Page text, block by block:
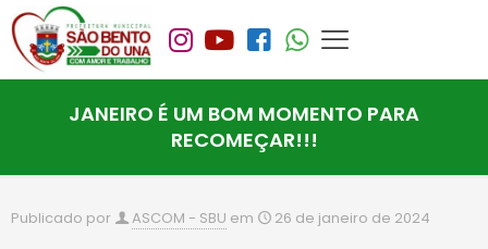
JANEIRO É UM BOM MOMENTO PARA
RECOMEÇAR!!!
Publicado por ASCOM - SBU em 26 de janeiro de 2024